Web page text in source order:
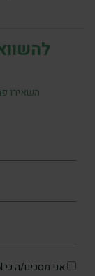
השאירו